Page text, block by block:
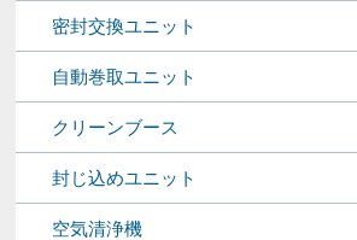
密封交換ユニット
自動巻取ユニット
クリーンブース
封じ込めユニット
空気清浄機